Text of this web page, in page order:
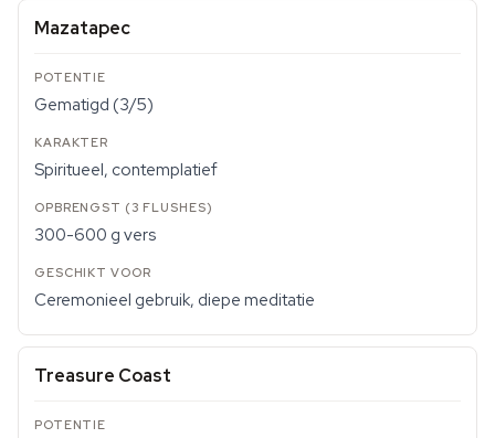
Mazatapec
Gematigd (3/5)
Spiritueel, contemplatief
300-600 g vers
Ceremonieel gebruik, diepe meditatie
Treasure Coast